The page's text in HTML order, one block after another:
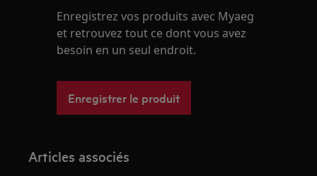
Enregistrez vos produits avec Myaeg
et retrouvez tout ce dont vous avez
besoin en un seul endroit.
Enregistrer le produit
Articles associés